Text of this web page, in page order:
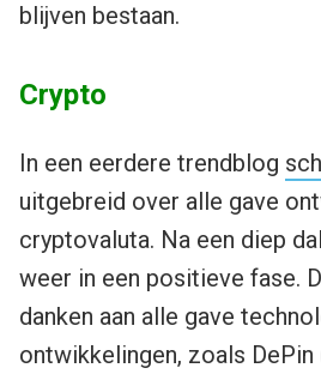
blijven bestaan.
Crypto
In een eerdere trendblog
uitgebreid over alle gave
cryptovaluta. Na een diep
weer in een positieve fase.
danken aan alle gave
ontwikkelingen, zoals DePin